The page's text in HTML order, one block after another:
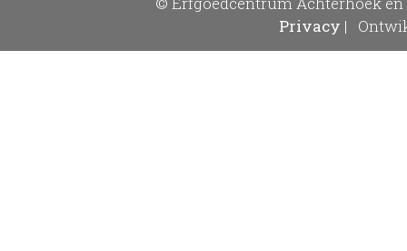
Privacy |